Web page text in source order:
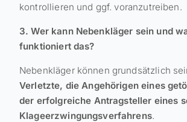
kontrollieren und ggf. voranzutreiben.
3. Wer kann Nebenkläger sein und
funktioniert das?
Nebenkläger können grundsätzlich
Verletzte, die Angehörigen eines
der erfolgreiche Antragsteller eines
Klageerzwingungsverfahrens.